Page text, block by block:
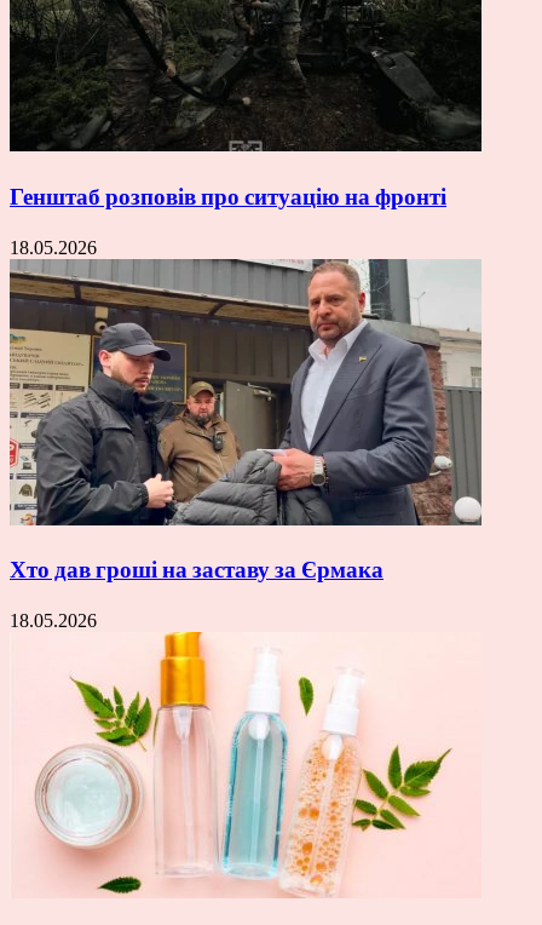
Генштаб розповів про ситуацію на фронті
18.05.2026
Хто дав гроші на заставу за Єрмака
18.05.2026